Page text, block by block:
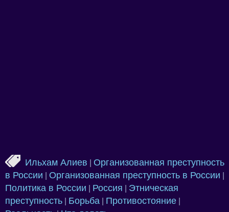
Ильхам Алиев
Организованная преступность
в России
Организованная преступность в России
Политика в России Россия
Этническая
преступность
Борьба Противостояние